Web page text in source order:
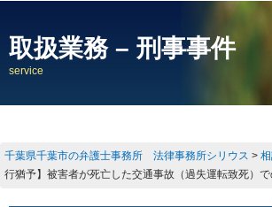
取扱業務 – 刑事事件
service
千葉県千葉市の弁護士事務所 法律事務所シリウス >
行猶予】被害者が死亡した交通事故（過失運転致死）